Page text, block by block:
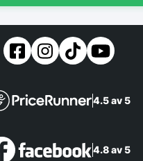
4.5 av 5
4.8 av 5